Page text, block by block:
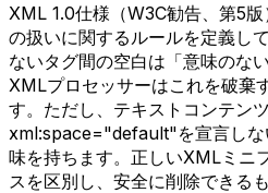
XML 1.0仕様（W3C勧告、第5
の扱いに関するルールを定義し
ないタグ間の空白は「意味のな
XMLプロセッサーはこれを破棄
す。ただし、テキストコンテン
xml:space="default"を宣言しな
味を持ちます。正しいXMLミニ
スを区別し、安全に削除できる